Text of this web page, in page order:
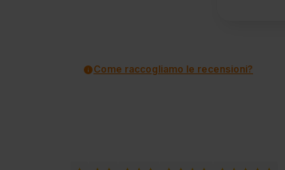
Come raccogliamo le recensioni?